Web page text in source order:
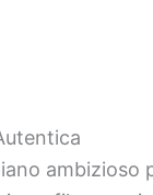
ambizioso